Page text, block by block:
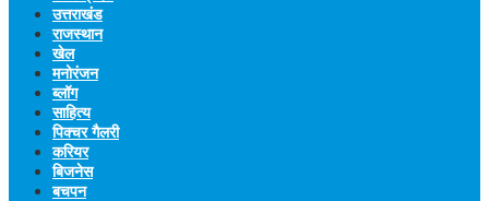
उत्तराखंड
राजस्थान
खेल
मनोरंजन
ब्लॉग
साहित्य
पिक्चर गैलरी
करियर
बिजनेस
बचपन